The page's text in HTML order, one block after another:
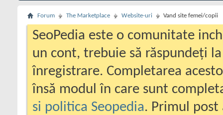
Forum The Marketplace Website-uri Vand site femei/copii
SeoPedia este o comunitate
un cont, trebuie să răspundeți
înregistrare. Completarea
însă modul în care sunt
si politica Seopedia. Primul